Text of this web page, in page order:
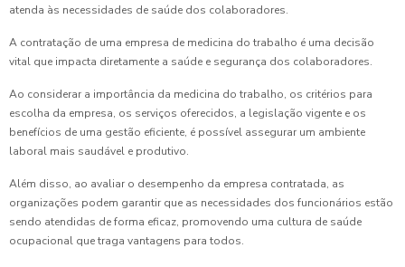
atenda às necessidades de saúde dos colaboradores.
A contratação de uma empresa de medicina do trabalho é uma decisão
vital que impacta diretamente a saúde e segurança dos colaboradores.
Ao considerar a importância da medicina do trabalho, os critérios para
escolha da empresa, os serviços oferecidos, a legislação vigente e os
benefícios de uma gestão eficiente, é possível assegurar um ambiente
laboral mais saudável e produtivo.
Além disso, ao avaliar o desempenho da empresa contratada, as
organizações podem garantir que as necessidades dos funcionários estão
sendo atendidas de forma eficaz, promovendo uma cultura de saúde
ocupacional que traga vantagens para todos.